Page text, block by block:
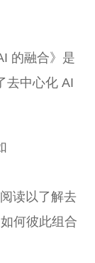
的融合》是
去中心化 AI
读以了解去
何彼此组合